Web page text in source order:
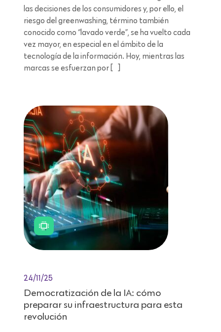
las decisiones de los consumidores y, por ello, el
riesgo del greenwashing, término también
conocido como “lavado verde”, se ha vuelto cada
vez mayor, en especial en el ámbito de la
tecnología de la información. Hoy, mientras las
marcas se esfuerzan por […]
24/11/25
Democratización de la IA: cómo
preparar su infraestructura para esta
revolución